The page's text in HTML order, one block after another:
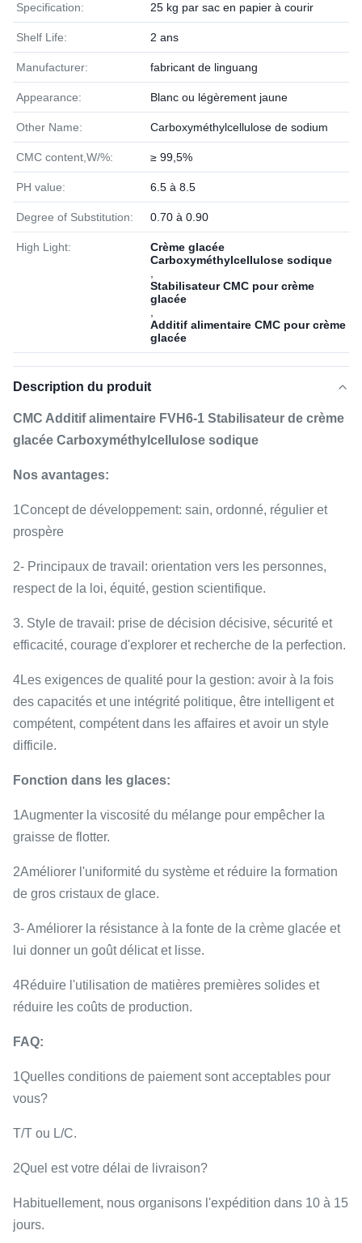
Specification: 25 kg par sac en papier à courir
Shelf Life: 2 ans
Manufacturer: fabricant de linguang
Appearance: Blanc ou légèrement jaune
Other Name: Carboxyméthylcellulose de sodium
CMC content,W/%: ≥ 99,5%
PH value: 6.5 à 8.5
Degree of Substitution: 0.70 à 0.90
High Light:
Crème glacée
Carboxyméthylcellulose sodique
Stabilisateur CMC pour crème
glacée
Additif alimentaire CMC pour crème
glacée
Description du produit
CMC Additif alimentaire FVH6-1 Stabilisateur de crème
glacée Carboxyméthylcellulose sodique
Nos avantages:
1Concept de développement: sain, ordonné, régulier et
prospère
2- Principaux de travail: orientation vers les personnes,
respect de la loi, équité, gestion scientifique.
3. Style de travail: prise de décision décisive, sécurité et
efficacité, courage d'explorer et recherche de la perfection.
4Les exigences de qualité pour la gestion: avoir à la fois
des capacités et une intégrité politique, être intelligent et
compétent, compétent dans les affaires et avoir un style
difficile.
Fonction dans les glaces:
1Augmenter la viscosité du mélange pour empêcher la
graisse de flotter.
2Améliorer l'uniformité du système et réduire la formation
de gros cristaux de glace.
3- Améliorer la résistance à la fonte de la crème glacée et
lui donner un goût délicat et lisse.
4Réduire l'utilisation de matières premières solides et
réduire les coûts de production.
FAQ:
1Quelles conditions de paiement sont acceptables pour
vous?
T/T ou L/C.
2Quel est votre délai de livraison?
Habituellement, nous organisons l'expédition dans 10 à 15
jours.